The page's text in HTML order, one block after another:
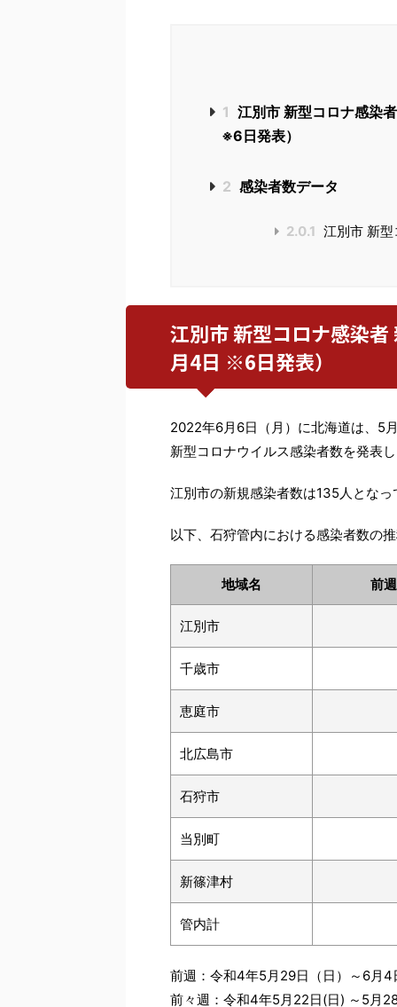
1 江別市 新型コロナ感染
※6日発表）
2 感染者数データ
2.0.1 江別市 新
江別市 新型コロナ感染
月4日 ※6日発表）
2022年6月6日（月）に北海道は、5
新型コロナウイルス感染者数を発表
江別市の新規感染者数は135人となっ
以下、石狩管内における感染者数の
地域名 前週
江別市
千歳市
恵庭市
北広島市
石狩市
当別町
新篠津村
管内計
前週：令和4年5月29日（日）～6月
前々週：令和4年5月22日(日) ～5月